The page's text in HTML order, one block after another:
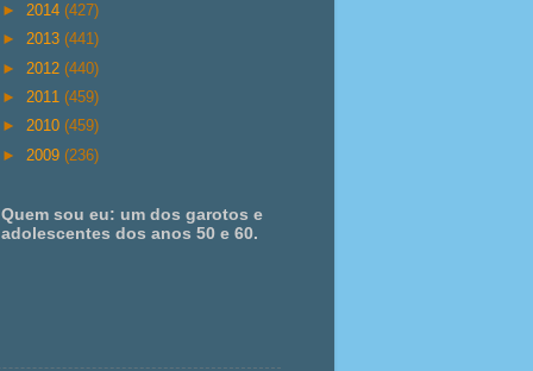
► 2014 (427)
► 2013 (441)
► 2012 (440)
► 2011 (459)
► 2010 (459)
► 2009 (236)
Quem sou eu: um dos garotos e
adolescentes dos anos 50 e 60.